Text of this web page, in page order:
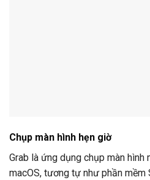
Chụp màn hình hẹn giờ
Grab là ứng dụng chụp màn hình
macOS, tương tự như phần